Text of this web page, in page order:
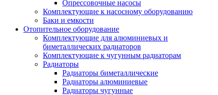
Опрессовочные насосы
Комплектующие к насосному оборудованию
Баки и емкости
Отопительное оборудование
Комплектующие для алюминиевых и
биметаллических радиаторов
Комплектующие к чугунным радиаторам
Радиаторы
Радиаторы биметаллические
Радиаторы алюминиевые
Радиаторы чугунные